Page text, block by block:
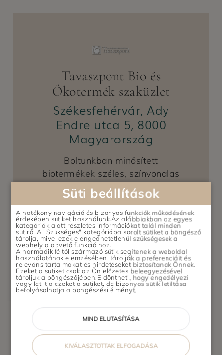
Tavaszpont Bio és
Ökotermék szaküzlet
Székesfehérvár, Ady
Endre utca 5, 8000
Magyarország
Boltunkban minősített
biotermékek széles, színvonalas
kínálatát nyújtjuk: kaphatók
nálunk bio-, refo...
VIGYÉL ODA
Ildi Füvesboltja
Süti beállítások
A hatékony navigáció és bizonyos funkciók működésének
érdekében sütiket használunk.Az alábbiakban az egyes
kategóriák alatt részletes információkat talál minden
sütiről.A "Szükséges" kategóriába sorolt sütiket a böngésző
tárolja, mivel ezek elengedhetetlenül szükségesek a
webhely alapvető funkcióihoz.
A harmadik féltől származó sütik segítenek a weboldal
használatának elemzésében, tárolják a preferenciáit és
releváns tartalmakat és hirdetéseket biztosítanak Önnek.
Ezeket a sütiket csak az Ön előzetes beleegyezésével
tároljuk a böngészőjében.Eldöntheti, hogy engedélyezi
vagy letiltja ezeket a sütiket, de bizonyos sütik letiltása
befolyásolhatja a böngészési élményt.
MIND ELUTASÍTÁSA
KIVÁLASZTOTTAK ELFOGADÁSA